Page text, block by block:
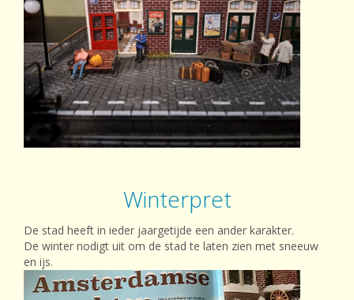
Winterpret
De stad heeft in ieder jaargetijde een ander karakter.
De winter nodigt uit om de stad te laten zien met sneeuw
en ijs.